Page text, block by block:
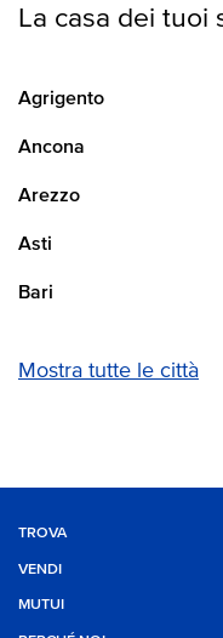
La casa dei tuoi
Agrigento
Ancona
Arezzo
Asti
Bari
Mostra tutte le città
TROVA
VENDI
MUTUI